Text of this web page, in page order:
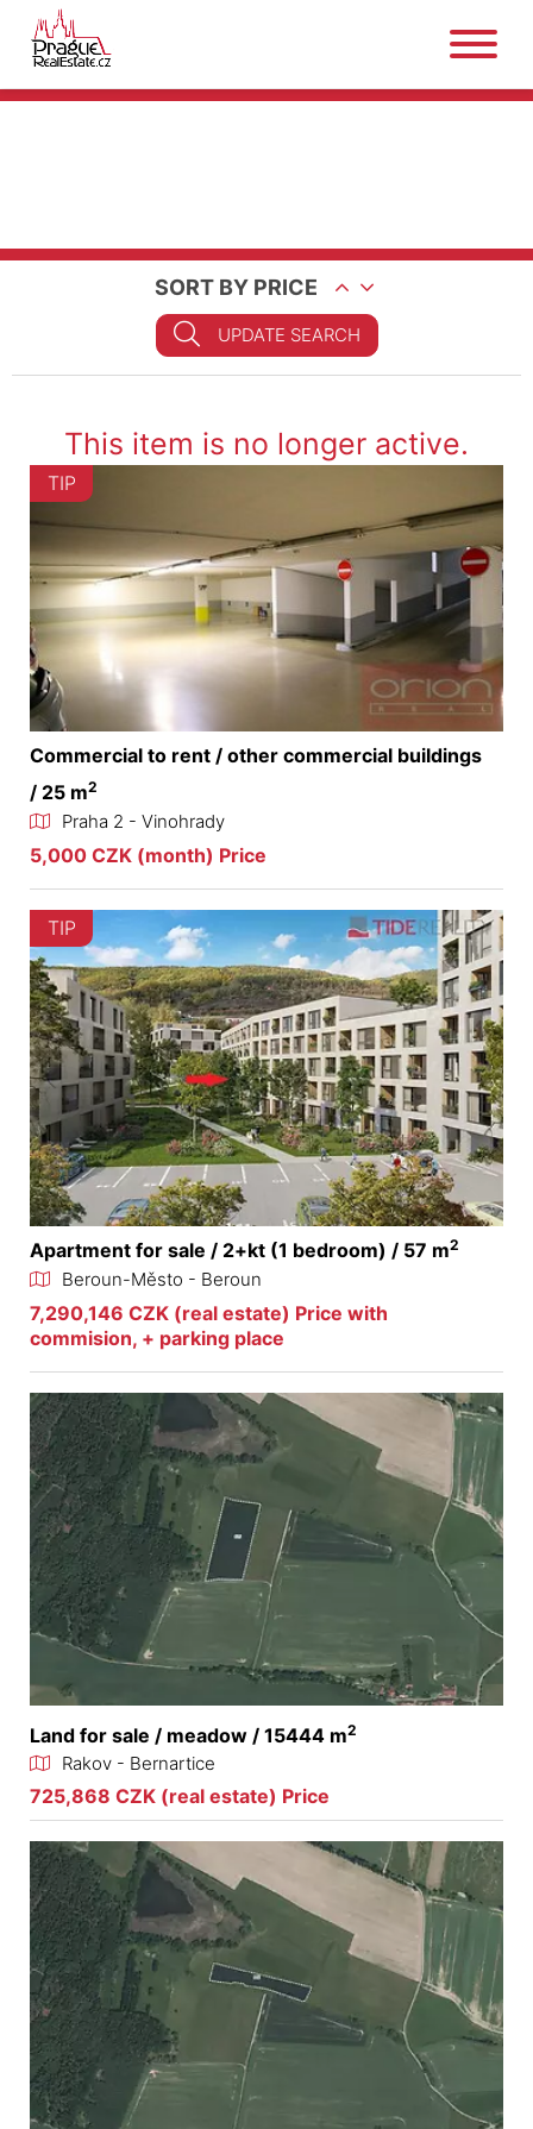
SORT BY PRICE
UPDATE SEARCH
This item is no longer active.
TIP
Commercial to rent / other commercial buildings
/ 25 m2
Praha 2 - Vinohrady
5,000 CZK (month) Price
TIP
Apartment for sale / 2+kt (1 bedroom) / 57 m2
Beroun-Město - Beroun
7,290,146 CZK (real estate) Price with
commision, + parking place
Land for sale / meadow / 15444 m2
Rakov - Bernartice
725,868 CZK (real estate) Price